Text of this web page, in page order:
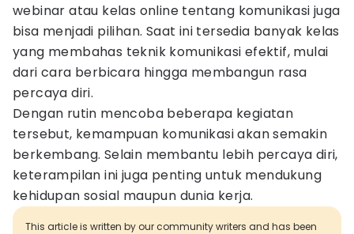
webinar atau kelas online tentang komunikasi juga
bisa menjadi pilihan. Saat ini tersedia banyak kelas
yang membahas teknik komunikasi efektif, mulai
dari cara berbicara hingga membangun rasa
percaya diri.
Dengan rutin mencoba beberapa kegiatan
tersebut, kemampuan komunikasi akan semakin
berkembang. Selain membantu lebih percaya diri,
keterampilan ini juga penting untuk mendukung
kehidupan sosial maupun dunia kerja.
This article is written by our community writers and has been